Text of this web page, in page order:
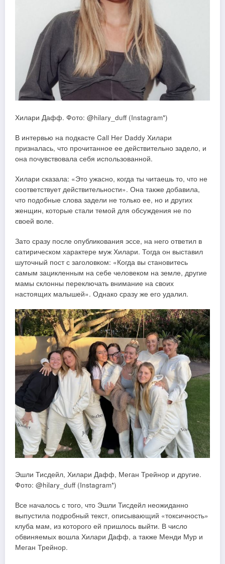
Хилари Дафф. Фото: @hilary_duff (Instagram*)
В интервью на подкасте Call Her Daddy Хилари
призналась, что прочитанное ее действительно задело, и
она почувствовала себя использованной.
Хилари сказала: «Это ужасно, когда ты читаешь то, что не
соответствует действительности». Она также добавила,
что подобные слова задели не только ее, но и других
женщин, которые стали темой для обсуждения не по
своей воле.
Зато сразу после опубликования эссе, на него ответил в
сатирическом характере муж Хилари. Тогда он выставил
шуточный пост с заголовком: «Когда вы становитесь
самым зацикленным на себе человеком на земле, другие
мамы склонны переключать внимание на своих
настоящих малышей». Однако сразу же его удалил.
Эшли Тисдейл, Хилари Дафф, Меган Трейнор и другие.
Фото: @hilary_duff (Instagram*)
Все началось с того, что Эшли Тисдейл неожиданно
выпустила подробный текст, описывающий «токсичность»
клуба мам, из которого ей пришлось выйти. В число
обвиняемых вошла Хилари Дафф, а также Менди Мур и
Меган Трейнор.